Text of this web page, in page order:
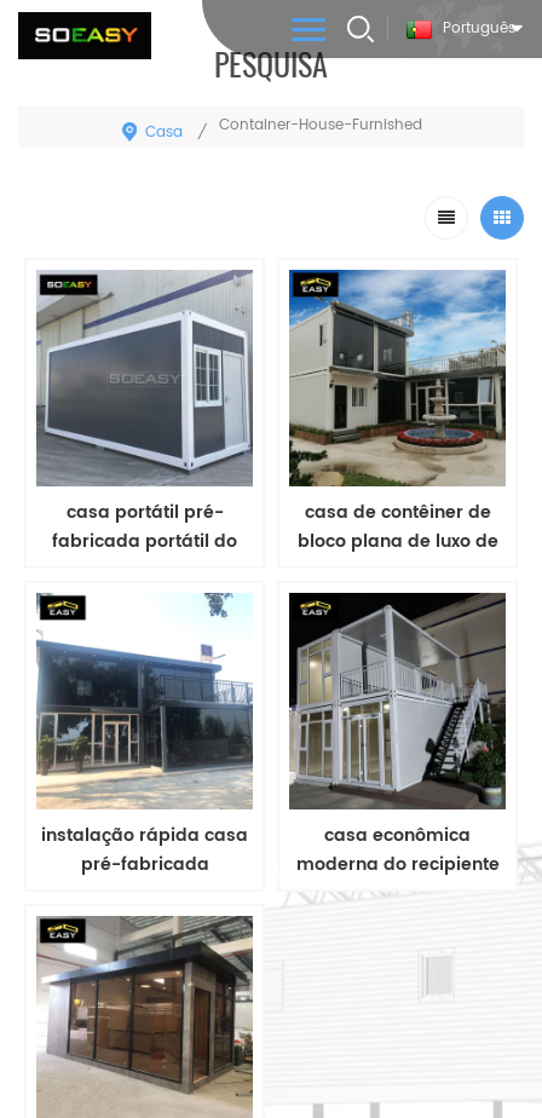
Português
PESQUISA
Casa / Container-House-Furnished
casa portátil pré-
fabricada portátil do
casa de contêiner de
bloco plana de luxo de
e escritório
instalação rápida casa
pré-fabricada
recipiente do bloco liso
casa econômica
moderna do recipiente
do bloco liso eco-